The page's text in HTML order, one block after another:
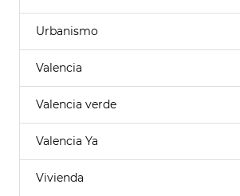
Urbanismo
Valencia
Valencia verde
Valencia Ya
Vivienda